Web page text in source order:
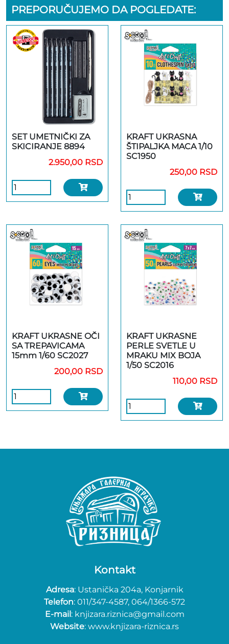
PREPORUČUJEMO DA POGLEDATE:
SET UMETNIČKI ZA
SKICIRANJE 8894
2.950,00 RSD
KRAFT UKRASNA
ŠTIPALJKA MACA 1/10
SC1950
250,00 RSD
KRAFT UKRASNE OČI
SA TREPAVICAMA
15mm 1/60 SC2027
200,00 RSD
KRAFT UKRASNE
PERLE SVETLE U
MRAKU MIX BOJA
1/50 SC2016
110,00 RSD
Kontakt
Adresa: Ustanička 204a, Konjarnik
Telefon: 011/347-4587, 064/1366-572
E-mail: knjizara.riznica@gmail.com
Website: www.knjizara-riznica.rs